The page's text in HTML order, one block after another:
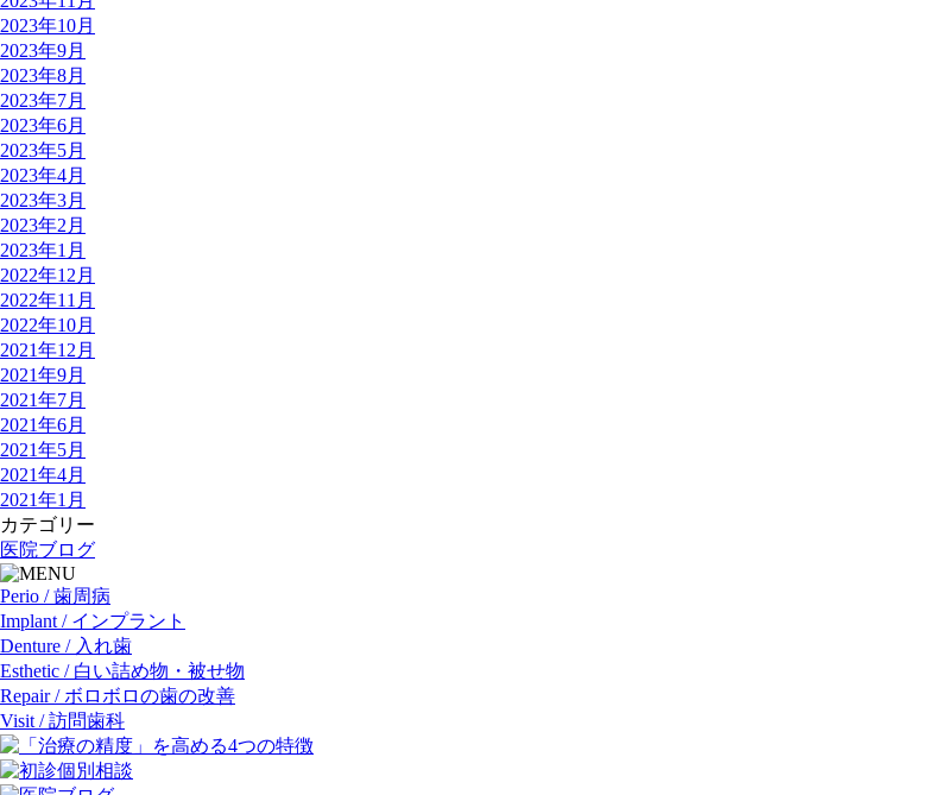
2023年10月
2023年9月
2023年8月
2023年7月
2023年6月
2023年5月
2023年4月
2023年3月
2023年2月
2023年1月
2022年12月
2022年11月
2022年10月
2021年12月
2021年9月
2021年7月
2021年6月
2021年5月
2021年4月
2021年1月
カテゴリー
医院ブログ
Perio / 歯周病
Implant / インプラント
Denture / 入れ歯
Esthetic / 白い詰め物・被せ物
Repair / ボロボロの歯の改善
Visit / 訪問歯科